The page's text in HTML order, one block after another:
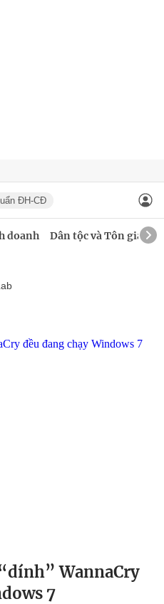
ĐH-CĐ
doanh Dân tộc và Tôn giáo
WannaCry
7